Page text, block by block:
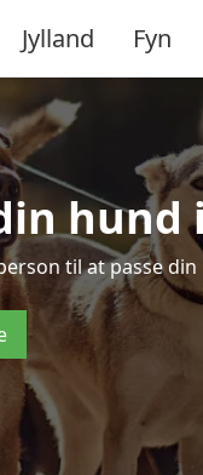
Jylland Fyn
hund
til at passe